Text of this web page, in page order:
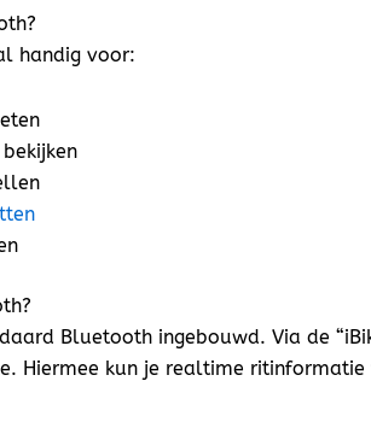
handig voor:
Bluetooth ingebouwd. Via de
Hiermee kun je realtime ritinformatie